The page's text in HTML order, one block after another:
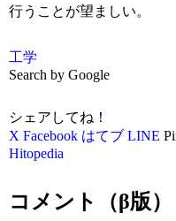
行うことが望ましい。
工学
Search by Google
シェアしてね！
X Facebook はてブ LINE
Hitopedia
コメント（β版）